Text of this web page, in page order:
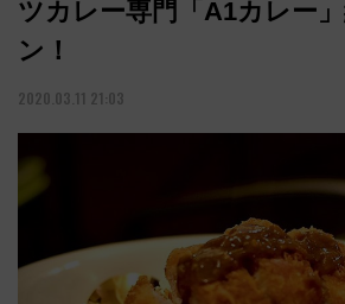
ツカレー専門「A1カレー
ン！
2020.03.11 21:03